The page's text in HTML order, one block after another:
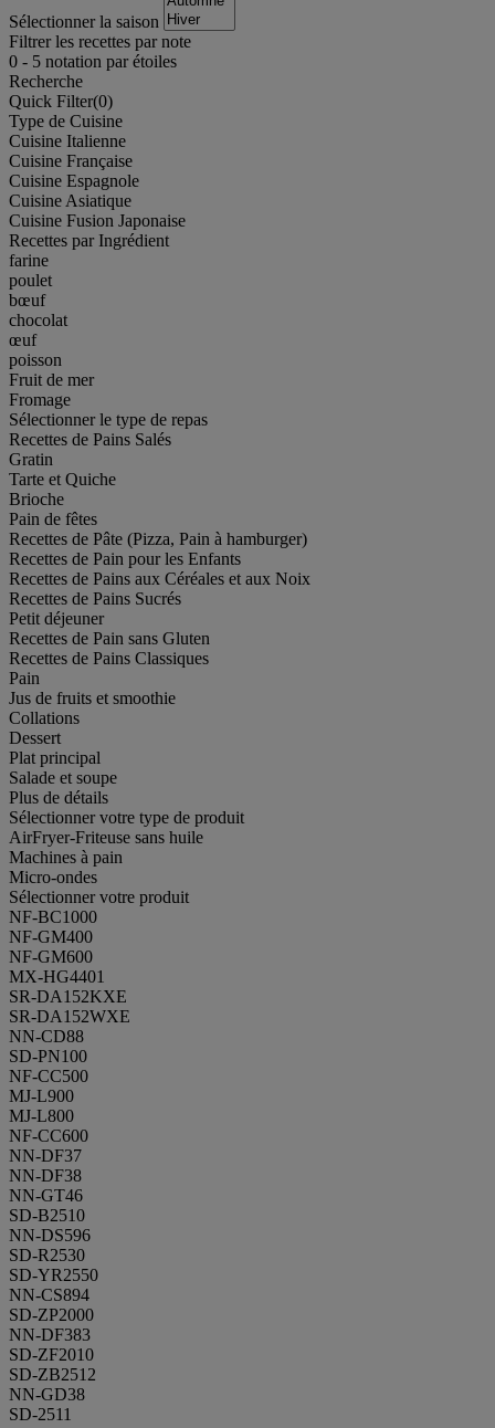
Sélectionner la saison
Filtrer les recettes par note
0 - 5 notation par étoiles
Recherche
Quick Filter(0)
Type de Cuisine
Cuisine Italienne
Cuisine Française
Cuisine Espagnole
Cuisine Asiatique
Cuisine Fusion Japonaise
Recettes par Ingrédient
farine
poulet
bœuf
chocolat
œuf
poisson
Fruit de mer
Fromage
Sélectionner le type de repas
Recettes de Pains Salés
Gratin
Tarte et Quiche
Brioche
Pain de fêtes
Recettes de Pâte (Pizza, Pain à hamburger)
Recettes de Pain pour les Enfants
Recettes de Pains aux Céréales et aux Noix
Recettes de Pains Sucrés
Petit déjeuner
Recettes de Pain sans Gluten
Recettes de Pains Classiques
Pain
Jus de fruits et smoothie
Collations
Dessert
Plat principal
Salade et soupe
Plus de détails
Sélectionner votre type de produit
AirFryer-Friteuse sans huile
Machines à pain
Micro-ondes
Sélectionner votre produit
NF-BC1000
NF-GM400
NF-GM600
MX-HG4401
SR-DA152KXE
SR-DA152WXE
NN-CD88
SD-PN100
NF-CC500
MJ-L900
MJ-L800
NF-CC600
NN-DF37
NN-DF38
NN-GT46
SD-B2510
NN-DS596
SD-R2530
SD-YR2550
NN-CS894
SD-ZP2000
NN-DF383
SD-ZF2010
SD-ZB2512
NN-GD38
SD-2511